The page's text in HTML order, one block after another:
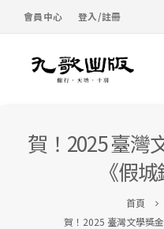
會員中心 登入/註冊
賀！2025 臺灣
《假
首頁
賀！2025 臺灣文學獎